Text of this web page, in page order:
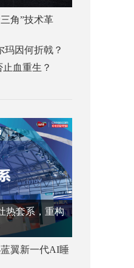
角”技术革
玛因何折戟？
血重生？
热套系，重构
翼新一代AI睡